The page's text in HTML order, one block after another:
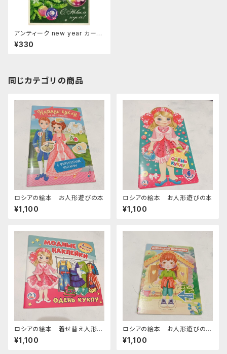
アンティーク new year カー
ド 1974年
¥330
同じカテゴリの商品
ロシアの絵本 お人形遊びの本
¥1,100
ロシアの絵本 お人形遊びの本
¥1,100
ロシアの絵本 着せ替え人形遊
びの本
¥1,100
ロシアの絵本 お人形遊びの本
「B」
¥1,100